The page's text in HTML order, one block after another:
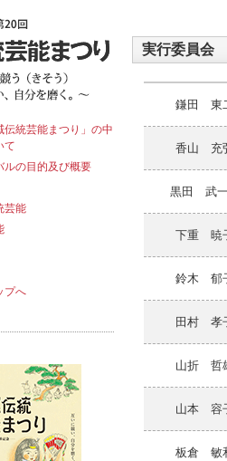
伝統芸能まつり」の中
て
ルの目的及び概要
芸能
プへ
実行委員会
鎌田 東
香山 充
黒田 武
下重 暁
鈴木 郁
田村 孝
山折 哲
山本 容
板倉 敏